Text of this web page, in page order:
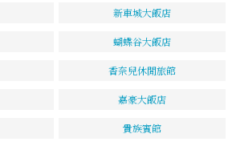
新車城大飯店
蝴蝶谷大飯店
香奈兒休閒旅館
嘉豪大飯店
貴族賓館